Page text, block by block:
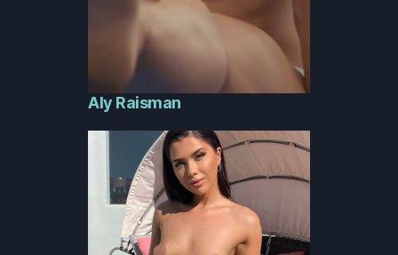
Aly Raisman